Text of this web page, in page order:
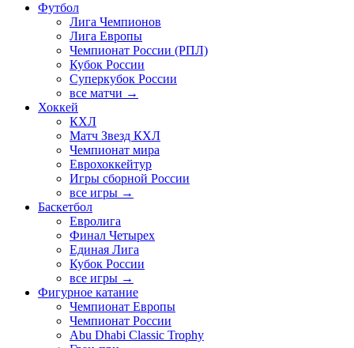
Футбол
Лига Чемпионов
Лига Европы
Чемпионат России (РПЛ)
Кубок России
Суперкубок России
все матчи →
Хоккей
КХЛ
Матч Звезд КХЛ
Чемпионат мира
Еврохоккейтур
Игры сборной России
все игры →
Баскетбол
Евролига
Финал Четырех
Единая Лига
Кубок России
все игры →
Фигурное катание
Чемпионат Европы
Чемпионат России
Abu Dhabi Classic Trophy